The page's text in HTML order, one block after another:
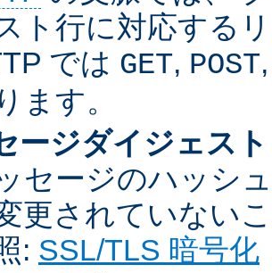
ト行に対応する
では GET, POST
ます。
ージダイジェスト
セージのハッシ
更されていない
: SSL/TLS 暗号化